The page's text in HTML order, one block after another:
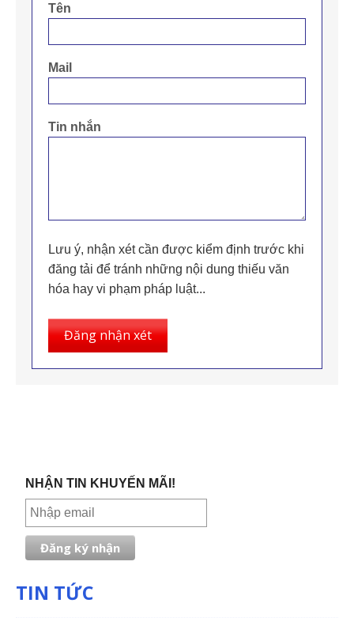
Tên
Mail
Tin nhắn
Lưu ý, nhận xét cần được kiểm định trước khi
đăng tải để tránh những nội dung thiếu văn
hóa hay vi phạm pháp luật...
Đăng nhận xét
NHẬN TIN KHUYẾN MÃI!
TIN TỨC